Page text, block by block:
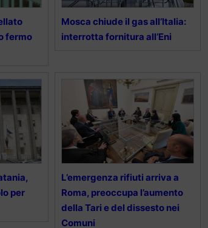
fermo
Mosca chiude il gas all’Italia:
interrotta fornitura all’Eni
per
L’emergenza rifiuti arriva a
Roma, preoccupa l’aumento
della Tari e del dissesto nei
Comuni